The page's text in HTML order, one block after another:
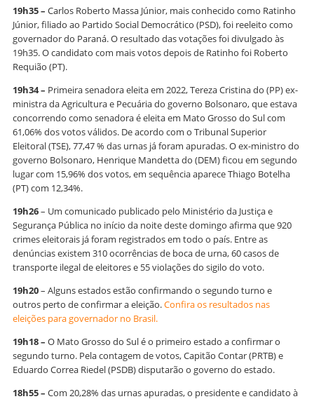
19h35 – Carlos Roberto Massa Júnior, mais conhecido como Ratinho
Júnior, filiado ao Partido Social Democrático (PSD), foi reeleito como
governador do Paraná. O resultado das votações foi divulgado às
19h35. O candidato com mais votos depois de Ratinho foi Roberto
Requião (PT).
19h34 – Primeira senadora eleita em 2022, Tereza Cristina do (PP) ex-
ministra da Agricultura e Pecuária do governo Bolsonaro, que estava
concorrendo como senadora é eleita em Mato Grosso do Sul com
61,06% dos votos válidos. De acordo com o Tribunal Superior
Eleitoral (TSE), 77,47 % das urnas já foram apuradas. O ex-ministro do
governo Bolsonaro, Henrique Mandetta do (DEM) ficou em segundo
lugar com 15,96% dos votos, em sequência aparece Thiago Botelha
(PT) com 12,34%.
19h26– Um comunicado publicado pelo Ministério da Justiça e
Segurança Pública no início da noite deste domingo afirma que 920
crimes eleitorais já foram registrados em todo o país. Entre as
denúncias existem 310 ocorrências de boca de urna, 60 casos de
transporte ilegal de eleitores e 55 violações do sigilo do voto.
19h20– Alguns estados estão confirmando o segundo turno e
outros perto de confirmar a eleição.Confira os resultados nas
eleições para governador no Brasil.
19h18 – O Mato Grosso do Sul é o primeiro estado a confirmar o
segundo turno. Pela contagem de votos, Capitão Contar (PRTB) e
Eduardo Correa Riedel (PSDB) disputarão o governo do estado.
18h55 – Com 20,28% das urnas apuradas, o presidente e candidato à